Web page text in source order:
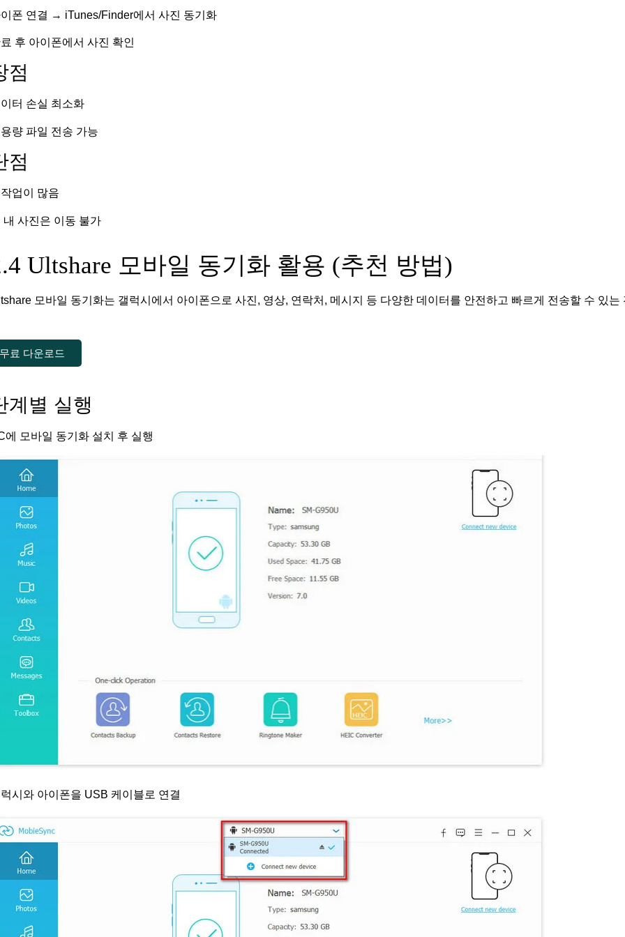
폰 연결 → iTunes/Finder에서 사진 동기화
후 아이폰에서 사진 확인
점
터 손실 최소화
량 파일 전송 가능
점
업이 많음
내 사진은 이동 불가
Ultshare 모바일 동기화 활용 (추천 방법)
모바일 동기화는 갤럭시에서 아이폰으로 사진, 영상, 연락처, 메시지 등 다양한 데이터를 안전하고 빠르게 전송할 수 있는
무료 다운로드
계별 실행
에 모바일 동기화 설치 후 실행
시와 아이폰을 USB 케이블로 연결